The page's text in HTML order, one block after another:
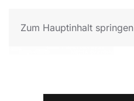
Zum Hauptinhalt springen